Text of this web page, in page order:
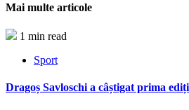
Mai multe articole
1 min read
Sport
Dragoș Savloschi a câștigat prima